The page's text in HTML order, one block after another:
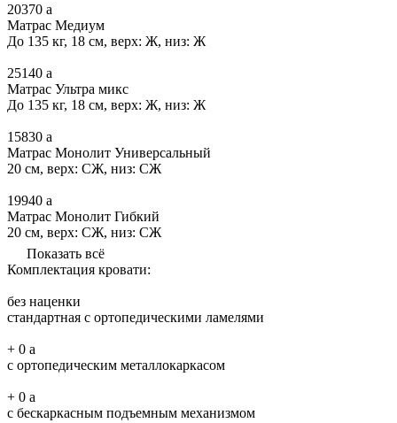
20370 a
Матрас Медиум
До 135 кг, 18 см, верх: Ж, низ: Ж
25140 a
Матрас Ультра микс
До 135 кг, 18 см, верх: Ж, низ: Ж
15830 a
Матрас Монолит Универсальный
20 см, верх: СЖ, низ: СЖ
19940 a
Матрас Монолит Гибкий
20 см, верх: СЖ, низ: СЖ
Показать всё
Комплектация кровати:
без наценки
стандартная с ортопедическими ламелями
+ 0 a
с ортопедическим металлокаркасом
+ 0 a
с бескаркасным подъемным механизмом